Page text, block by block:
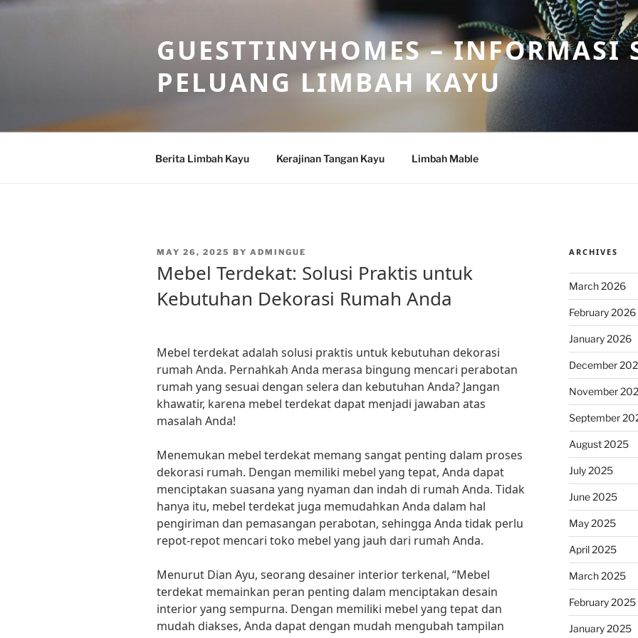
Skip
GUESTTINYHOMES – INFORMASI
PELUANG LIMBAH KAYU
Berita Limbah Kayu Kerajinan Tangan Kayu Limbah Mable
POSTED
MAY 26, 2025 BY ADMINGUE
Mebel Terdekat: Solusi Praktis untuk
Kebutuhan Dekorasi Rumah Anda
Mebel terdekat adalah solusi praktis untuk kebutuhan dekorasi
rumah Anda. Pernahkah Anda merasa bingung mencari perabotan
rumah yang sesuai dengan selera dan kebutuhan Anda? Jangan
khawatir, karena mebel terdekat dapat menjadi jawaban atas
masalah Anda!
Menemukan mebel terdekat memang sangat penting dalam proses
dekorasi rumah. Dengan memiliki mebel yang tepat, Anda dapat
menciptakan suasana yang nyaman dan indah di rumah Anda. Tidak
hanya itu, mebel terdekat juga memudahkan Anda dalam hal
pengiriman dan pemasangan perabotan, sehingga Anda tidak perlu
repot-repot mencari toko mebel yang jauh dari rumah Anda.
Menurut Dian Ayu, seorang desainer interior terkenal, “Mebel
terdekat memainkan peran penting dalam menciptakan desain
interior yang sempurna. Dengan memiliki mebel yang tepat dan
mudah diakses, Anda dapat dengan mudah mengubah tampilan
ARCHIVES
March 2026
February 2026
January 2026
December
November
September
August 2025
July 2025
June 2025
May 2025
April 2025
March 2025
February 2025
January 2025